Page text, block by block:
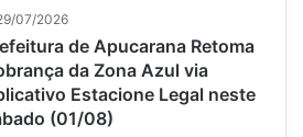
07/2026
de Apucarana Retoma
da Zona Azul via
Estacione Legal neste
(01/08)